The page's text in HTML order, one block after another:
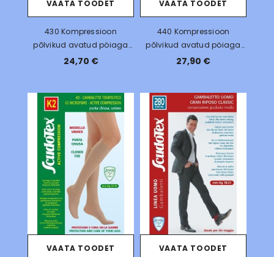
VAATA TOODET
430 Kompressioon
põlvikud avatud pöiaga
18-21mmHg
24,70 €
VAATA TOODET
440 Kompressioon
põlvikud avatud pöiaga
23-32mmHg, mikrofiiber
27,90 €
VAATA TOODET VAATA TOODET